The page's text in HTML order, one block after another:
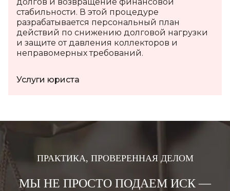
стабильности. В этой процедуре
разрабатывается персональный план
действий по снижению долговой нагрузки
и защите от давления коллекторов и
неправомерных требований.
Услуги юриста
ПРАКТИКА, ПРОВЕРЕННАЯ ДЕЛОМ
МЫ НЕ ПРОСТО ПОДАЕМ ИСК —